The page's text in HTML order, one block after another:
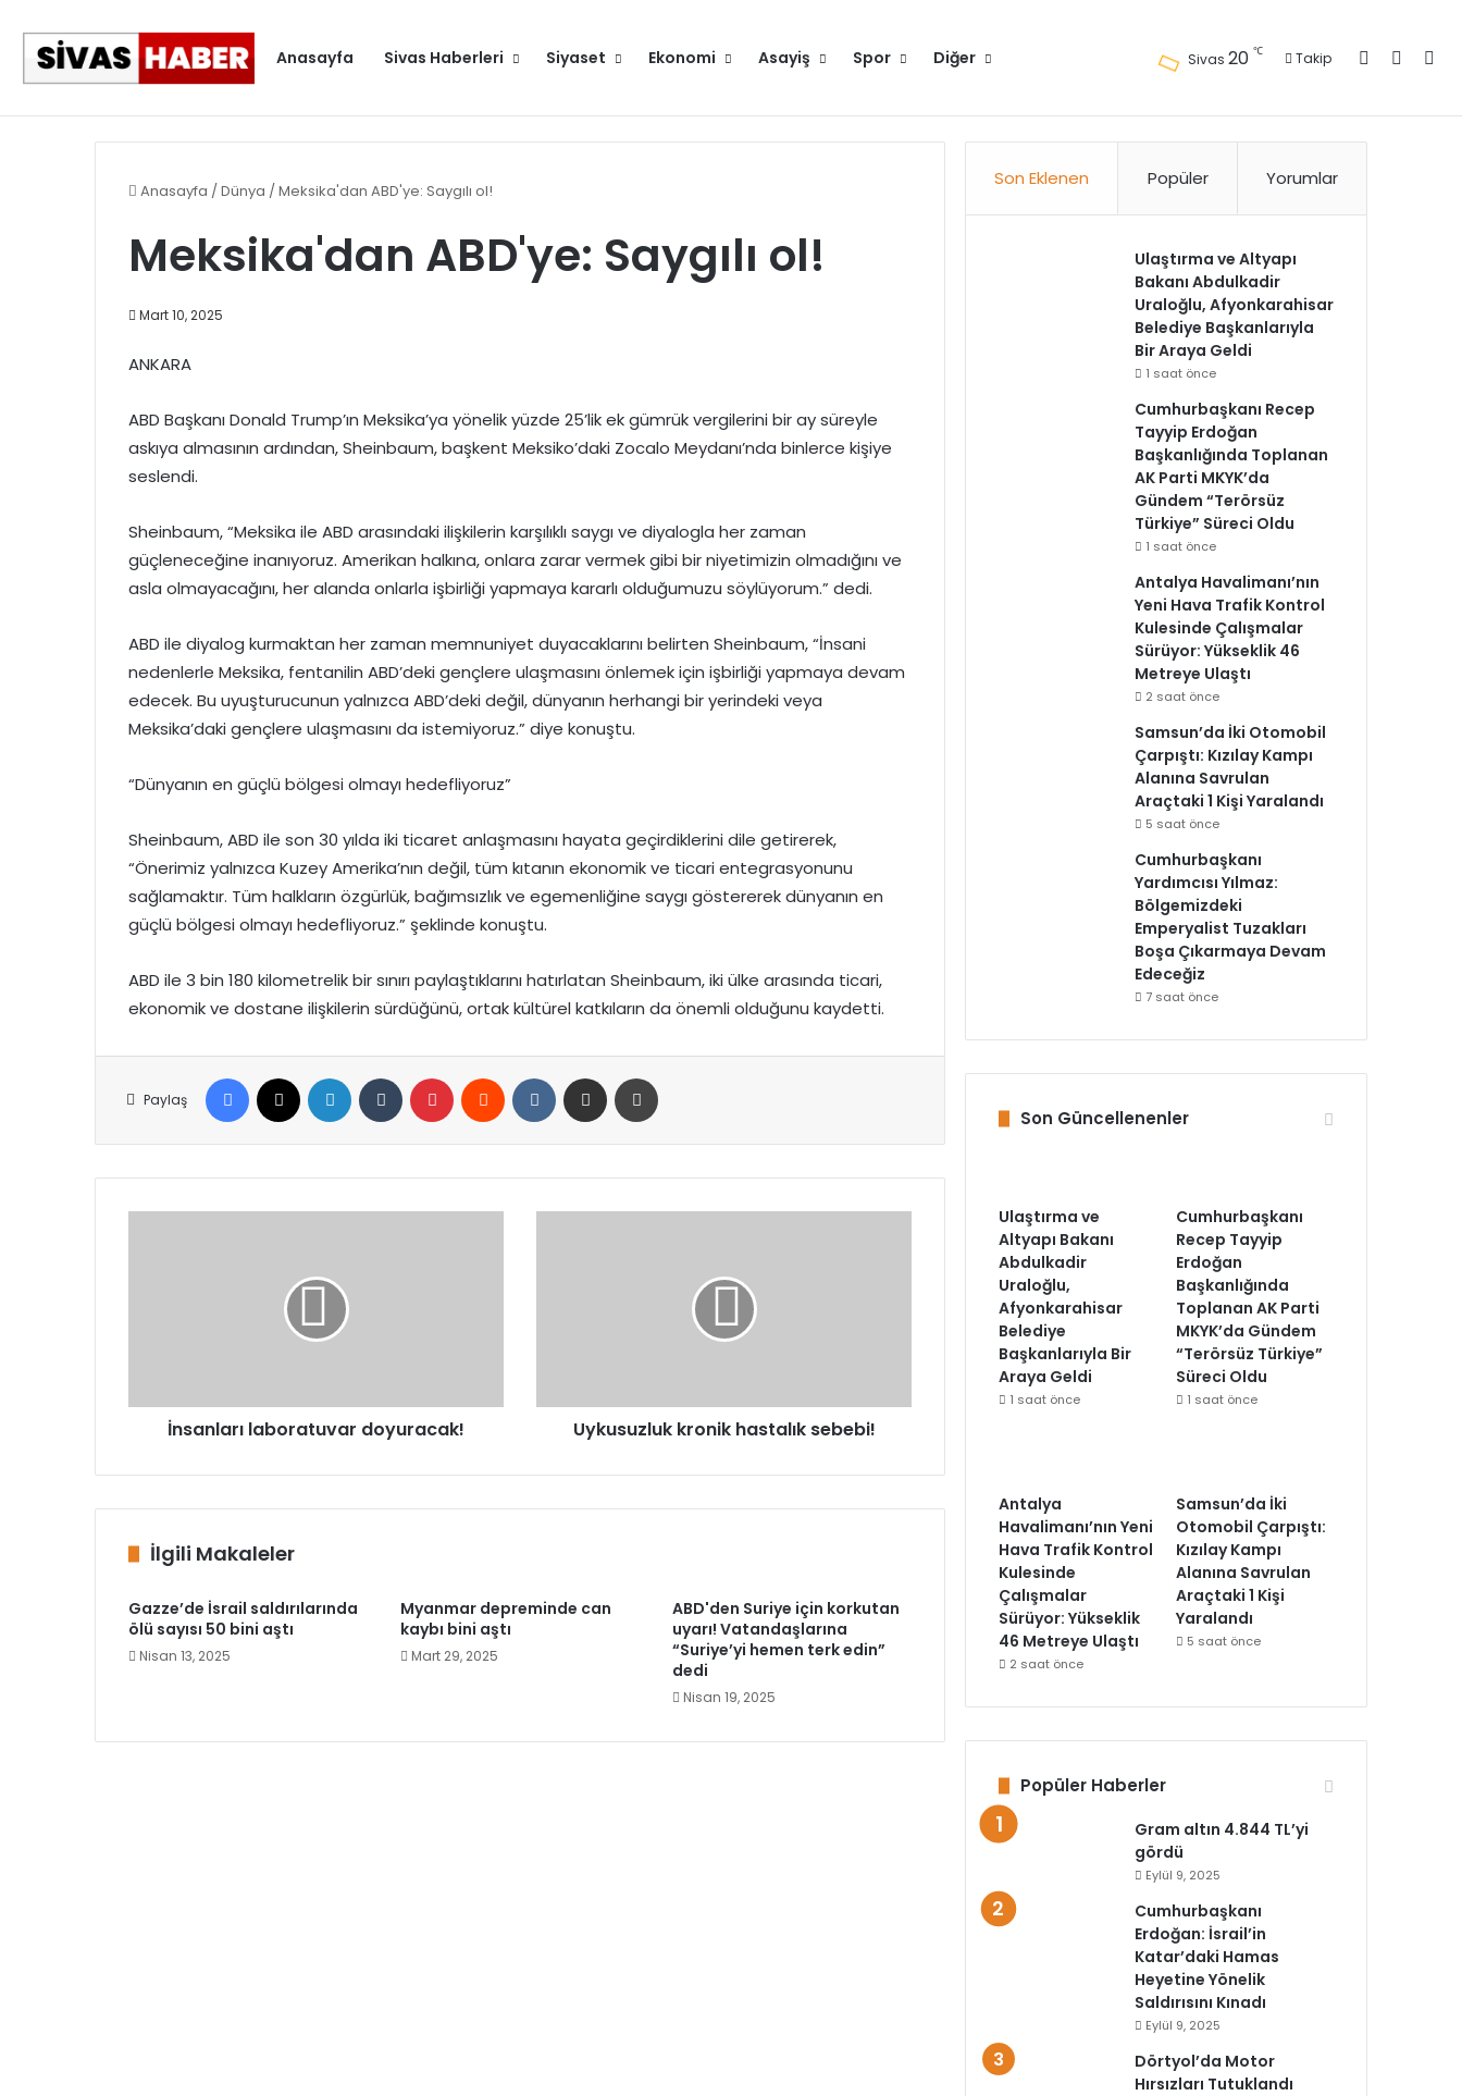
Anasayfa Sivas Haberleri Siyaset Ekonomi Asayiş Spor Diğer Sivas 20 ℃ Takip Kayıt Ol
Gündem
Anasayfa /Dünya /Meksika'dan ABD'ye: Saygılı ol!
Meksika'dan ABD'ye: Saygılı ol!
Mart 10, 2025
ANKARA
ABD Başkanı Donald Trump’ın Meksika’ya yönelik yüzde 25’lik ek gümrük vergilerini bir ay süreyle
askıya almasının ardından, Sheinbaum, başkent Meksiko’daki Zocalo Meydanı’nda binlerce kişiye
seslendi.
Sheinbaum, “Meksika ile ABD arasındaki ilişkilerin karşılıklı saygı ve diyalogla her zaman
güçleneceğine inanıyoruz. Amerikan halkına, onlara zarar vermek gibi bir niyetimizin olmadığını ve
asla olmayacağını, her alanda onlarla işbirliği yapmaya kararlı olduğumuzu söylüyorum.” dedi.
ABD ile diyalog kurmaktan her zaman memnuniyet duyacaklarını belirten Sheinbaum, “İnsani
nedenlerle Meksika, fentanilin ABD’deki gençlere ulaşmasını önlemek için işbirliği yapmaya devam
edecek. Bu uyuşturucunun yalnızca ABD’deki değil, dünyanın herhangi bir yerindeki veya
Meksika’daki gençlere ulaşmasını da istemiyoruz.” diye konuştu.
“Dünyanın en güçlü bölgesi olmayı hedefliyoruz”
Sheinbaum, ABD ile son 30 yılda iki ticaret anlaşmasını hayata geçirdiklerini dile getirerek,
“Önerimiz yalnızca Kuzey Amerika’nın değil, tüm kıtanın ekonomik ve ticari entegrasyonunu
sağlamaktır. Tüm halkların özgürlük, bağımsızlık ve egemenliğine saygı göstererek dünyanın en
güçlü bölgesi olmayı hedefliyoruz.” şeklinde konuştu.
ABD ile 3 bin 180 kilometrelik bir sınırı paylaştıklarını hatırlatan Sheinbaum, iki ülke arasında ticari,
ekonomik ve dostane ilişkilerin sürdüğünü, ortak kültürel katkıların da önemli olduğunu kaydetti.
Paylaş
Facebook LinkedIn Tumblr Pinterest Reddit VKontakteE-Posta ile paylaş
İnsanları laboratuvar doyuracak! Uykusuzluk kronik hastalık sebebi!
İlgili Makaleler
Gazze’de İsrail saldırılarında
ölü sayısı 50 bini aştı
Nisan 13, 2025
Myanmar depreminde can
kaybı bini aştı
Mart 29, 2025
ABD'den Suriye için korkutan
uyarı! Vatandaşlarına
“Suriye’yi hemen terk edin”
dedi
Nisan 19, 2025
Son Eklenen Popüler Yorumlar
Ulaştırma ve Altyapı
Bakanı Abdulkadir
Uraloğlu, Afyonkarahisar
Belediye Başkanlarıyla
Bir Araya Geldi
1 saat önce
Cumhurbaşkanı Recep
Tayyip Erdoğan
Başkanlığında Toplanan
AK Parti MKYK’da
Gündem “Terörsüz
Türkiye” Süreci Oldu
1 saat önce
Antalya Havalimanı’nın
Yeni Hava Trafik Kontrol
Kulesinde Çalışmalar
Sürüyor: Yükseklik 46
Metreye Ulaştı
2 saat önce
Samsun’da İki Otomobil
Çarpıştı: Kızılay Kampı
Alanına Savrulan
Araçtaki 1 Kişi Yaralandı
5 saat önce
Cumhurbaşkanı
Yardımcısı Yılmaz:
Bölgemizdeki
Emperyalist Tuzakları
Boşa Çıkarmaya Devam
Edeceğiz
7 saat önce
Son Güncellenenler
Ulaştırma ve
Altyapı Bakanı
Abdulkadir
Uraloğlu,
Afyonkarahisar
Belediye
Başkanlarıyla Bir
Araya Geldi
1 saat önce
Cumhurbaşkanı
Recep Tayyip
Erdoğan
Başkanlığında
Toplanan AK Parti
MKYK’da Gündem
“Terörsüz Türkiye”
Süreci Oldu
1 saat önce
Antalya
Havalimanı’nın Yeni
Hava Trafik Kontrol
Kulesinde
Çalışmalar
Sürüyor: Yükseklik
46 Metreye Ulaştı
2 saat önce
Samsun’da İki
Otomobil Çarpıştı:
Kızılay Kampı
Alanına Savrulan
Araçtaki 1 Kişi
Yaralandı
5 saat önce
Popüler Haberler
Gram altın 4.844 TL’yi
gördü
Eylül 9, 2025
Cumhurbaşkanı
Erdoğan: İsrail’in
Katar’daki Hamas
Heyetine Yönelik
Saldırısını Kınadı
Eylül 9, 2025
Dörtyol’da Motor
Hırsızları Tutuklandı